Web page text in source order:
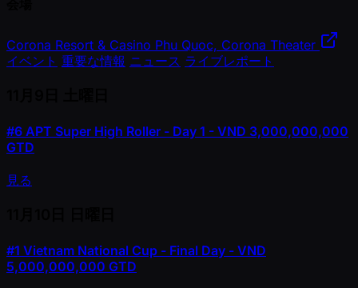
Corona Resort & Casino Phu Quoc, Corona Theater
イベント 重要な情報 ニュース ライブレポート
#6 APT Super High Roller - Day 1 - VND 3,000,000,000
GTD
見る
#1 Vietnam National Cup - Final Day - VND
5,000,000,000 GTD